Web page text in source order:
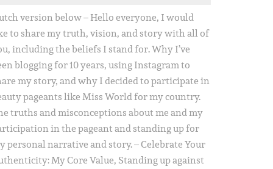
version below – Hello everyone, I would
to share my truth, vision, and story with all of
including the beliefs I stand for. Why I’ve
blogging for 10 years, using Instagram to
my story, and why I decided to participate in
pageants like Miss World for my country.
truths and misconceptions about me and my
in the pageant and standing up for
personal narrative and story. – Celebrate Your
My Core Value, Standing up against